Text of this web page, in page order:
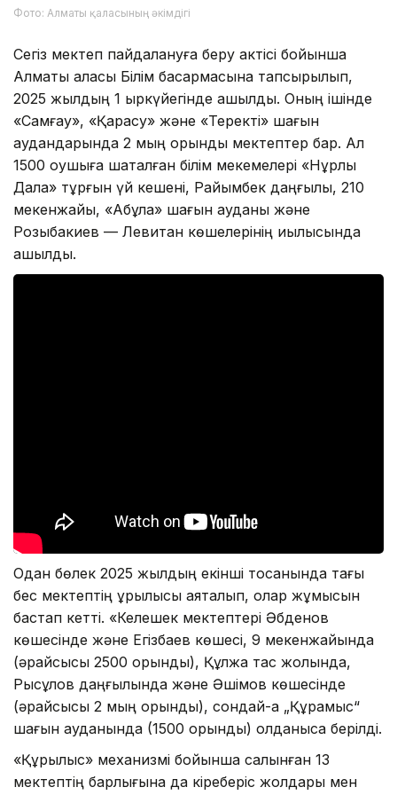
Фото: Алматы қаласының әкімдігі
Сегіз мектеп пайдалануға беру актісі бойынша
Алматы қаласы Білім басқармасына тапсырылып,
2025 жылдың 1 қыркүйегінде ашылды. Оның ішінде
«Самғау», «Қарасу» және «Теректі» шағын
аудандарында 2 мың орындық мектептер бар. Ал
1500 оқушыға шақталған білім мекемелері «Нұрлы
Дала» тұрғын үй кешені, Райымбек даңғылы, 210
мекенжайы, «Ақбұлақ» шағын ауданы және
Розыбакиев — Левитан көшелерінің қиылысында
ашылды.
Одан бөлек 2025 жылдың екінші тоқсанында тағы
бес мектептің құрылысы аяқталып, олар жұмысын
бастап кетті. «Келешек мектептері Әбденов
көшесінде және Егізбаев көшесі, 9 мекенжайында
(әрқайсысы 2500 орындық), Құлжа тас жолында,
Рысқұлов даңғылында және Әшімов көшесінде
(әрқайсысы 2 мың орындық), сондай-ақ „Құрамыс“
шағын ауданында (1500 орындық) қолданысқа берілді.
«Құрылыс» механизмі бойынша салынған 13
мектептің барлығына да кіреберіс жолдары мен